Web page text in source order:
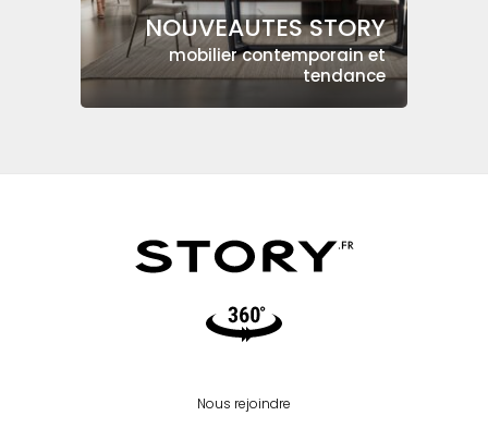
NOUVEAUTES STORY
mobilier contemporain et
tendance
Video360
Nous rejoindre